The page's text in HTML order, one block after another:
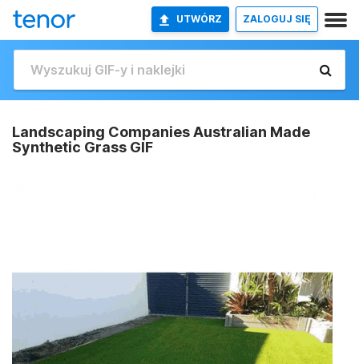
UTWÓRZ ZALOGUJ SIĘ
Landscaping Companies Australian Made
Synthetic Grass GIF